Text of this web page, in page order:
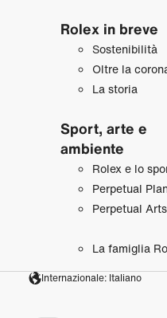
Rolex in breve
Sostenibilità
Oltre la
La storia
Sport, arte e
ambiente
Rolex e lo
Perpetual
Perpetual Arts
La famiglia
Internazionale: Italiano